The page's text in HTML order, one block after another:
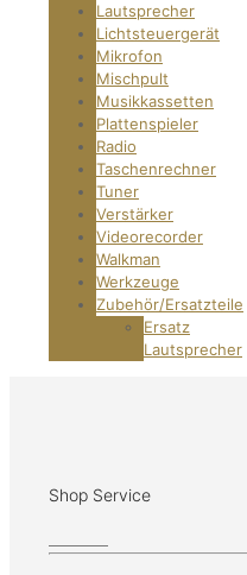
Lautsprecher
Lichtsteuergerät
Mikrofon
Mischpult
Musikkassetten
Plattenspieler
Radio
Taschenrechner
Tuner
Verstärker
Videorecorder
Walkman
Werkzeuge
Zubehör/Ersatzteile
Ersatz
Lautsprecher
Shop Service